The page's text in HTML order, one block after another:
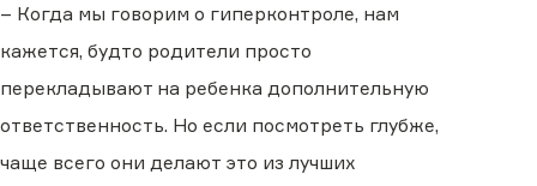
– Когда мы говорим о гиперконтроле, нам
кажется, будто родители просто
перекладывают на ребенка дополнительную
ответственность. Но если посмотреть глубже,
чаще всего они делают это из лучших